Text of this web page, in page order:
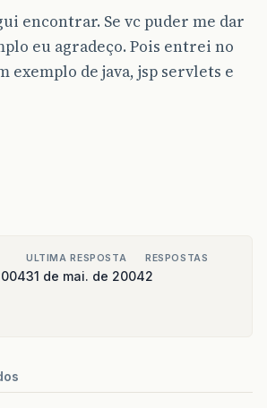
encontrar. Se vc puder me dar
eu agradeço. Pois entrei no
exemplo de java, jsp servlets e
ULTIMA RESPOSTA
31 de mai. de 2004
RESPOSTAS
2